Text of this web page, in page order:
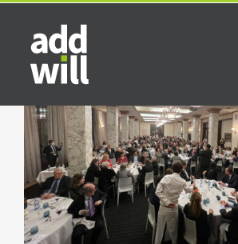
Skip
content
View
Larger
Image